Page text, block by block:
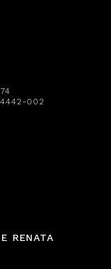
002
RENATA